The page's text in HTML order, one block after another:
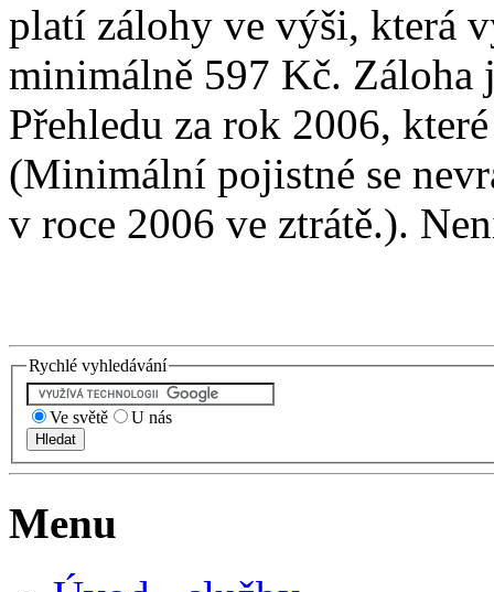
platí zálohy ve výši, která
minimálně 597 Kč. Záloha
Přehledu za rok 2006,
(Minimální pojistné se
v roce 2006 ve ztrátě.).
Rychlé vyhledávání
Ve světě U nás
Menu